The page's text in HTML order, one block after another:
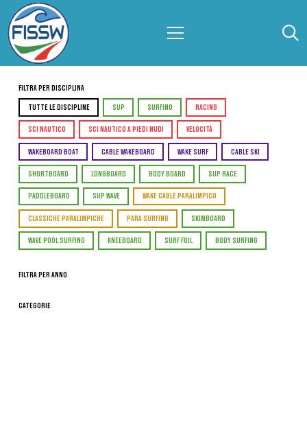
Filtra per Disciplina
TUTTE LE DISCIPLINE SUP SURFING RACING
SCI NAUTICO SCI NAUTICO A PIEDI NUDI VELOCITÀ
WAKEBOARD BOAT CABLE WAKEBOARD WAKE SURF CABLE SKI
SHORTBOARD LONGBOARD BODY BOARD SUP RACE
PADDLEBOARD SUP WAVE WAKE CABLE PARALIMPICO
CLASSICHE PARALIMPICHE PARA SURFING SKIMBOARD
WAVE POOL SURFING KNEEBOARD SURF FOIL BODY SURFING
Filtra per Anno
Categorie